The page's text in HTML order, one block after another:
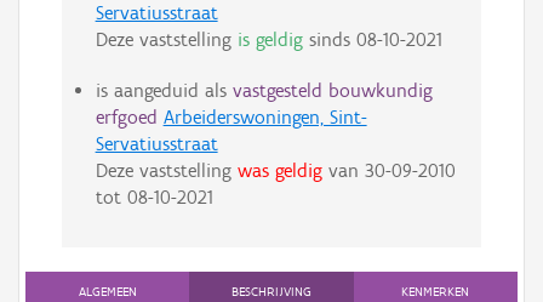
Servatiusstraat
Deze vaststelling is geldigsinds 08-10-2021
is aangeduid als vastgesteld bouwkundig
erfgoed Arbeiderswoningen, Sint-
Servatiusstraat
Deze vaststelling was geldigvan 30-09-2010
tot 08-10-2021
ALGEMEEN BESCHRIJVING KENMERKEN